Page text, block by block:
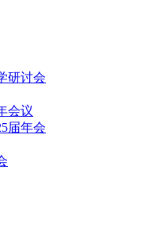
研讨会
会议
届年会